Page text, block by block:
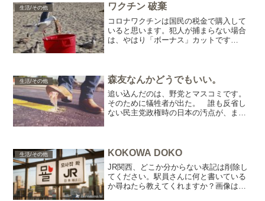
生活/その他 ワクチン 破棄
コロナワクチンは国民の税金で購入して
いると思います。犯人が捕まらない場合
は、やはり「ボーナス」カットです
本当に破棄したのか確認してい...
生活/その他 森友なんかどうでもいい。
追い込んだのは、野党とマスコミです。
そのために犠牲者が出た。 誰も反省し
ない民主党政権時の日本の汚点が、まだ
い。 「桜を切るバカ、梅を...
生活/その他 KOKOWA DOKO
JR関西、どこか分からない表記は削除し
てください。駅員さんに何と書いている
か尋ねたら教えてくれますか？画像はイ